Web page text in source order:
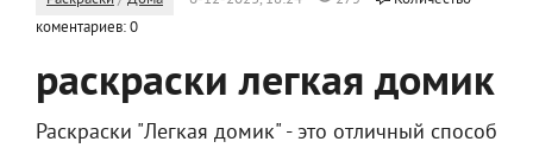
коментариев: 0
раскраски легкая домик
Раскраски "Легкая домик" - это отличный способ